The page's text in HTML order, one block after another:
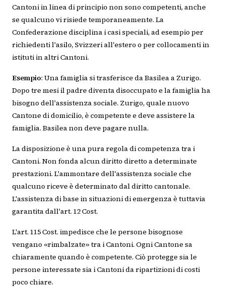
Cantoni in linea di principio non sono competenti, anche
se qualcuno vi risiede temporaneamente. La
Confederazione disciplina i casi speciali, ad esempio per
richiedenti l'asilo, Svizzeri all'estero o per collocamenti in
istituti in altri Cantoni.
Esempio: Una famiglia si trasferisce da Basilea a Zurigo.
Dopo tre mesi il padre diventa disoccupato e la famiglia ha
bisogno dell'assistenza sociale. Zurigo, quale nuovo
Cantone di domicilio, è competente e deve assistere la
famiglia. Basilea non deve pagare nulla.
La disposizione è una pura regola di competenza tra i
Cantoni. Non fonda alcun diritto diretto a determinate
prestazioni. L'ammontare dell'assistenza sociale che
qualcuno riceve è determinato dal diritto cantonale.
L'assistenza di base in situazioni di emergenza è tuttavia
garantita dall'art. 12 Cost.
L'art. 115 Cost. impedisce che le persone bisognose
vengano «rimbalzate» tra i Cantoni. Ogni Cantone sa
chiaramente quando è competente. Ciò protegge sia le
persone interessate sia i Cantoni da ripartizioni di costi
poco chiare.